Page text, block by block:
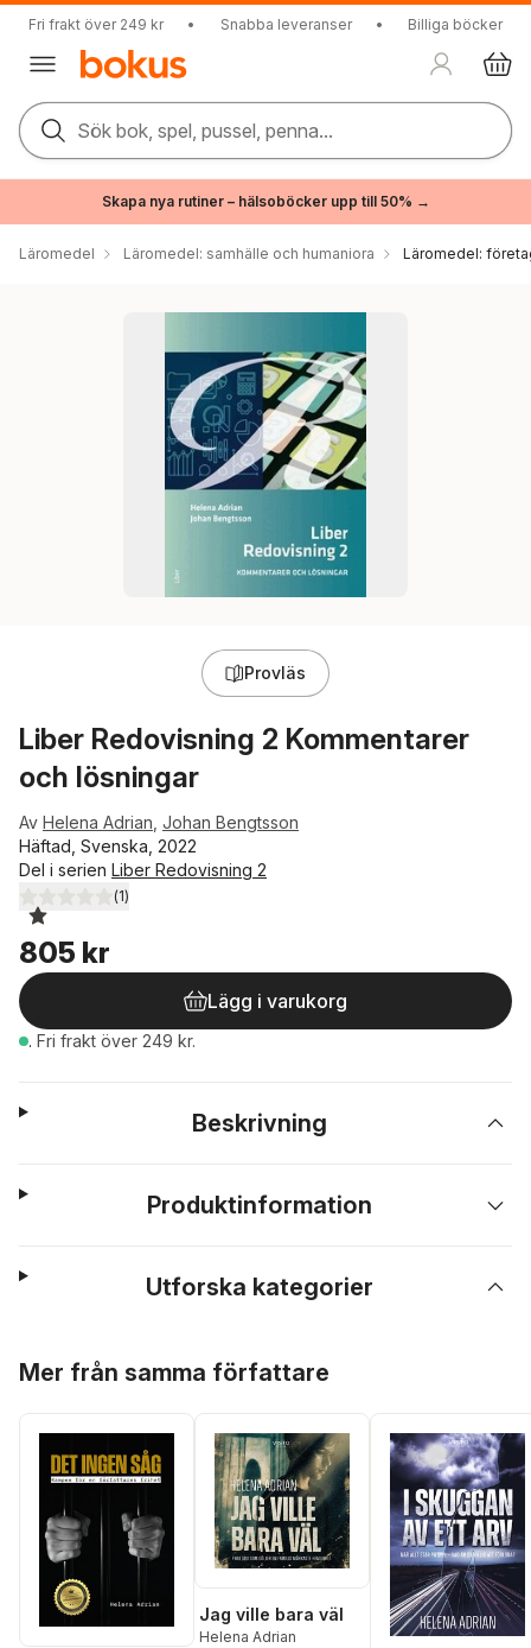
Fri frakt över 249 kr • Snabba leveranser • Billiga böcker
Sök bok, spel, pussel, penna...
Skapa nya rutiner – hälsoböcker upp till 50% →
Läromedel Läromedel: samhälle och humaniora Läromedel:
Provläs
Liber Redovisning 2 Kommentarer
och lösningar
Av Helena Adrian Johan Bengtsson
Häftad, Svenska, 2022
Del i serien Liber Redovisning 2
1,0utav 5 stjärnor. Totalt antal röster:
(1)
805 kr
Lägg i varukorg
. Fri frakt över 249 kr.
Beskrivning
Produktinformation
Utforska kategorier
Mer från samma författare
Jag ville bara väl
Helena Adrian